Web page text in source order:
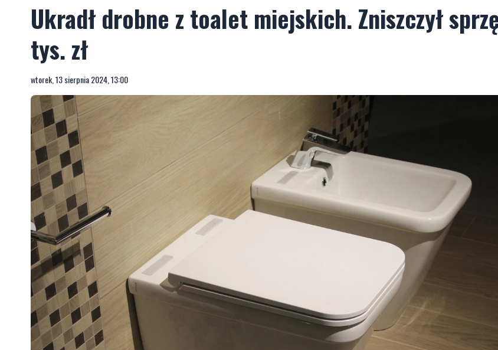
Ukradł drobne z toalet miejskich. Zniszczył
tys. zł
wtorek, 13 sierpnia 2024, 13:00